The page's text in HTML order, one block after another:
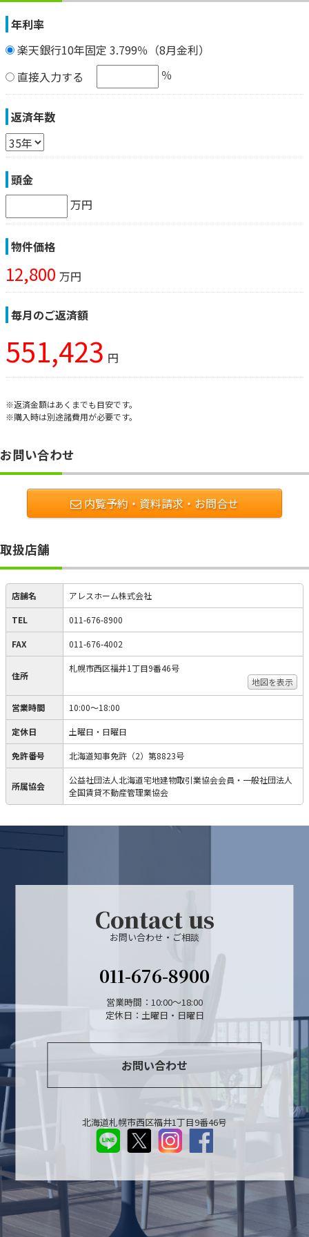
年利率
楽天銀行10年固定 3.799％（8月金利）
直接入力する
％
返済年数
頭金
万円
物件価格
12,800 万円
毎月のご返済額
551,423 円
※返済金額はあくまでも目安です。
※購入時は別途諸費用が必要です。
お問い合わせ
内覧予約・資料請求・お問合せ
取扱店舗
店舗名 アレスホーム株式会社
TEL 011-676-8900
FAX 011-676-4002
住所
札幌市西区福井1丁目9番46号
地図を表示
営業時間 10:00～18:00
定休日 土曜日・日曜日
免許番号 北海道知事免許（2）第8823号
所属協会
公益社団法人北海道宅地建物取引業協会会員・一般社団法人
全国賃貸不動産管理業協会
Contact us
お問い合わせ・ご相談
011-676-8900
営業時間：10:00～18:00
定休日：土曜日・日曜日
お問い合わせ
北海道札幌市西区福井1丁目9番46号